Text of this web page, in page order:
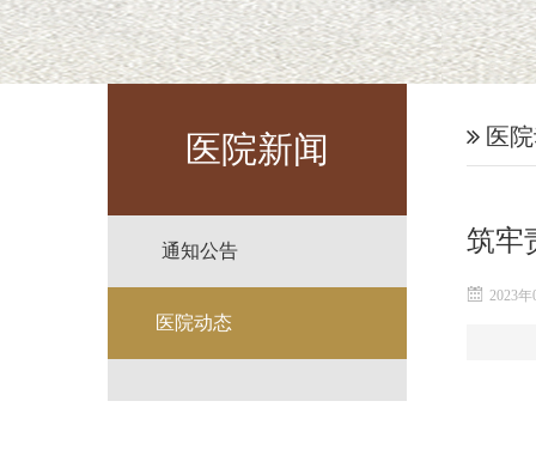
医院新闻
通知公告
医院动态
医
筑牢
2023